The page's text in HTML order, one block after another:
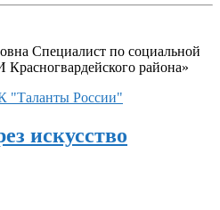
Специалист по социальной
района»
"Таланты России"
искусство